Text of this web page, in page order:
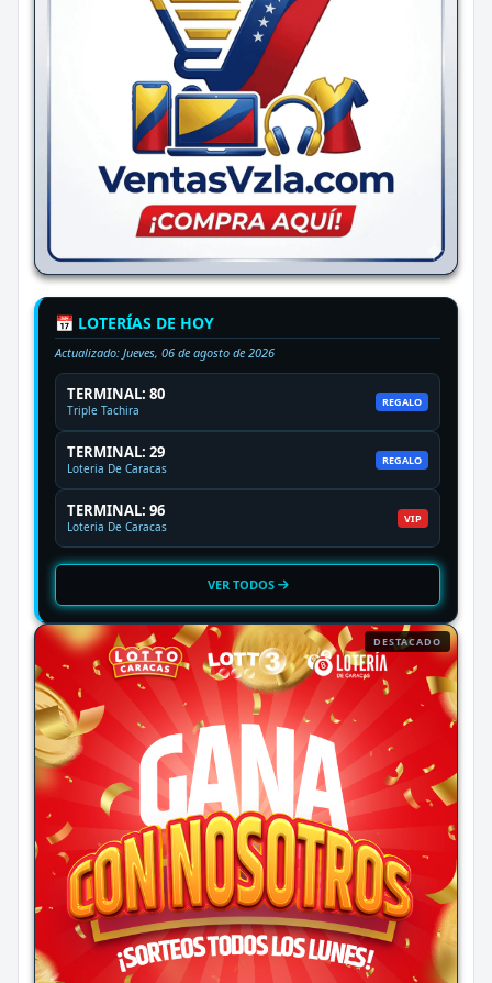
📅 LOTERÍAS DE HOY
Actualizado: Jueves, 06 de agosto de 2026
TERMINAL: 80
Triple Tachira
REGALO
TERMINAL: 29
Loteria De Caracas
REGALO
TERMINAL: 96
Loteria De Caracas
VIP
VER TODOS
DESTACADO